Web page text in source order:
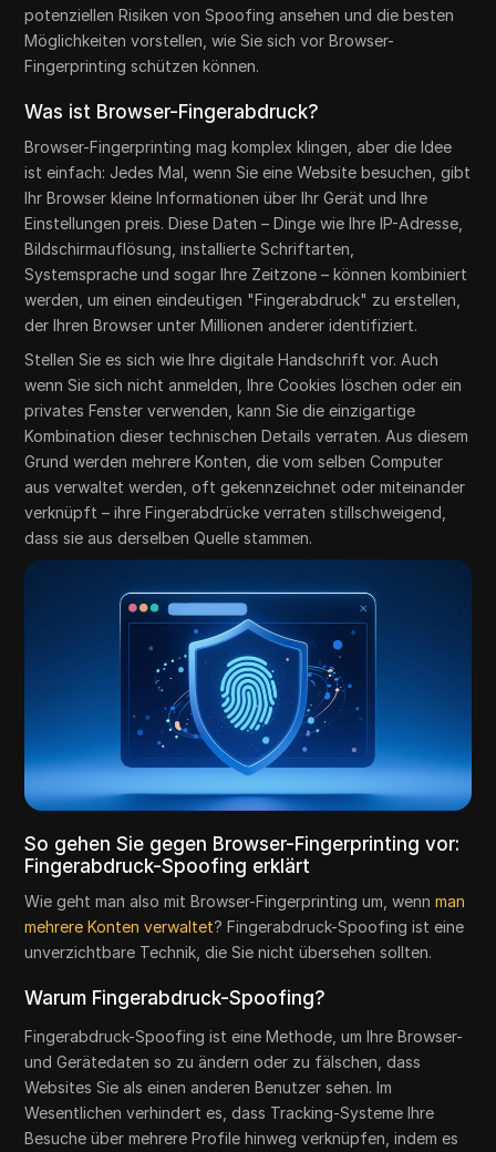
potenziellen Risiken von Spoofing ansehen und die besten
Möglichkeiten vorstellen, wie Sie sich vor Browser-
Fingerprinting schützen können.
Was ist Browser-Fingerabdruck?
Browser-Fingerprinting mag komplex klingen, aber die Idee
ist einfach: Jedes Mal, wenn Sie eine Website besuchen, gibt
Ihr Browser kleine Informationen über Ihr Gerät und Ihre
Einstellungen preis. Diese Daten – Dinge wie Ihre IP-Adresse,
Bildschirmauflösung, installierte Schriftarten,
Systemsprache und sogar Ihre Zeitzone – können kombiniert
werden, um einen eindeutigen "Fingerabdruck" zu erstellen,
der Ihren Browser unter Millionen anderer identifiziert.
Stellen Sie es sich wie Ihre digitale Handschrift vor. Auch
wenn Sie sich nicht anmelden, Ihre Cookies löschen oder ein
privates Fenster verwenden, kann Sie die einzigartige
Kombination dieser technischen Details verraten. Aus diesem
Grund werden mehrere Konten, die vom selben Computer
aus verwaltet werden, oft gekennzeichnet oder miteinander
verknüpft – ihre Fingerabdrücke verraten stillschweigend,
dass sie aus derselben Quelle stammen.
So gehen Sie gegen Browser-Fingerprinting vor:
Fingerabdruck-Spoofing erklärt
Wie geht man also mit Browser-Fingerprinting um, wennman
mehrere Konten verwaltet? Fingerabdruck-Spoofing ist eine
unverzichtbare Technik, die Sie nicht übersehen sollten.
Warum Fingerabdruck-Spoofing?
Fingerabdruck-Spoofing ist eine Methode, um Ihre Browser-
und Gerätedaten so zu ändern oder zu fälschen, dass
Websites Sie als einen anderen Benutzer sehen. Im
Wesentlichen verhindert es, dass Tracking-Systeme Ihre
Besuche über mehrere Profile hinweg verknüpfen, indem es